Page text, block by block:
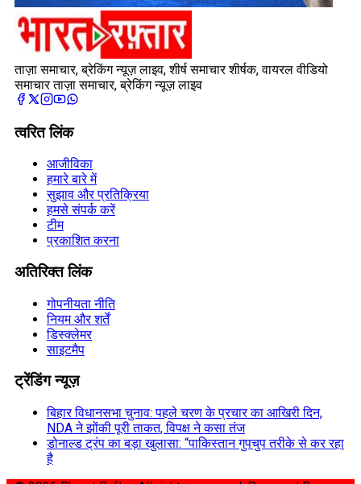
ताज़ा समाचार, ब्रेकिंग न्यूज़ लाइव, शीर्ष समाचार शीर्षक, वायरल वीडियो
समाचार ताज़ा समाचार, ब्रेकिंग न्यूज़ लाइव
त्वरित लिंक
आजीविका
हमारे बारे में
सुझाव और प्रतिक्रिया
हमसे संपर्क करें
टीम
प्रकाशित करना
अतिरिक्त लिंक
गोपनीयता नीति
नियम और शर्तें
डिस्क्लेमर
साइटमैप
ट्रेंडिंग न्यूज़
बिहार विधानसभा चुनाव: पहले चरण के प्रचार का आखिरी दिन,
NDA ने झोंकी पूरी ताकत, विपक्ष ने कसा तंज
डोनाल्ड ट्रंप का बड़ा खुलासा: “पाकिस्तान गुपचुप तरीके से कर रहा
है